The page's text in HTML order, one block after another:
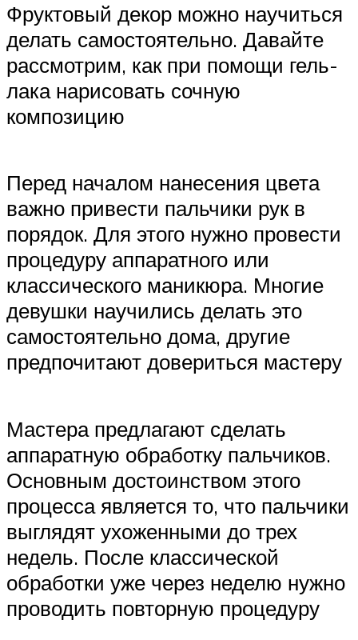
Фруктовый декор можно научиться
делать самостоятельно. Давайте
рассмотрим, как при помощи гель-
лака нарисовать сочную
композицию
Перед началом нанесения цвета
важно привести пальчики рук в
порядок. Для этого нужно провести
процедуру аппаратного или
классического маникюра. Многие
девушки научились делать это
самостоятельно дома, другие
предпочитают довериться мастеру
Мастера предлагают сделать
аппаратную обработку пальчиков.
Основным достоинством этого
процесса является то, что пальчики
выглядят ухоженными до трех
недель. После классической
обработки уже через неделю нужно
проводить повторную процедуру